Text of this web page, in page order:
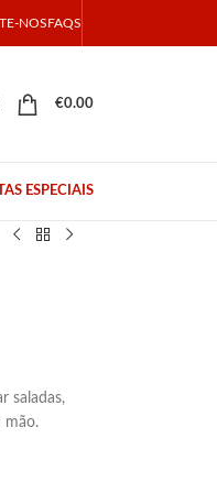
NOSFAQS
€0.00
ESPECIAIS
saladas,
mão.